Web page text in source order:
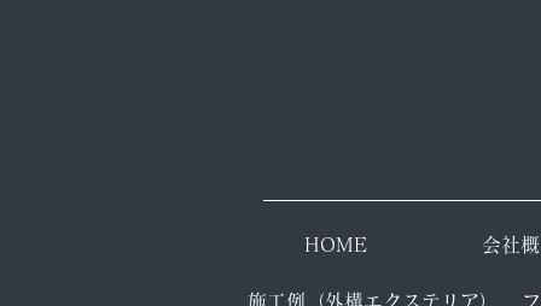
​HOME 会社
施工例（外構エクステリア）